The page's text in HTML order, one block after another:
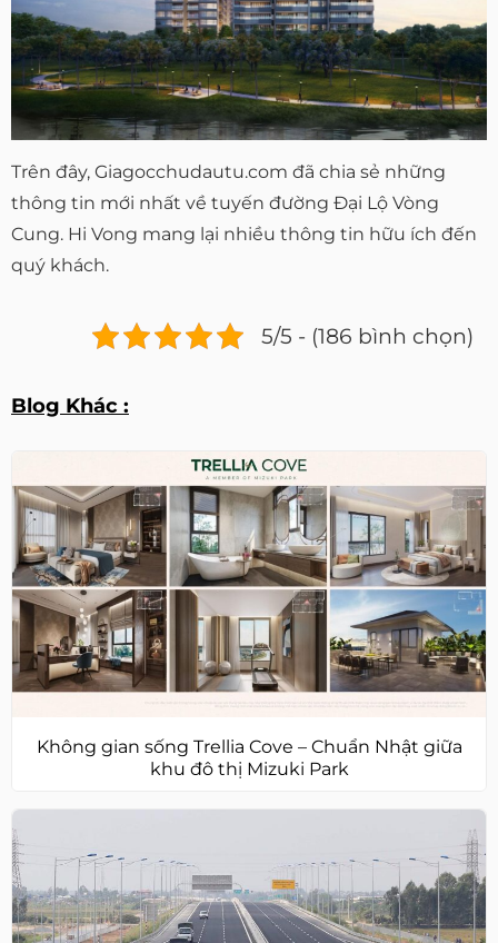
Trên đây, Giagocchudautu.com đã chia sẻ những
thông tin mới nhất về tuyến đường Đại Lộ Vòng
Cung. Hi Vong mang lại nhiều thông tin hữu ích đến
quý khách.
5/5 - (186 bình chọn)
Blog Khác :
Không gian sống Trellia Cove – Chuẩn Nhật giữa
khu đô thị Mizuki Park